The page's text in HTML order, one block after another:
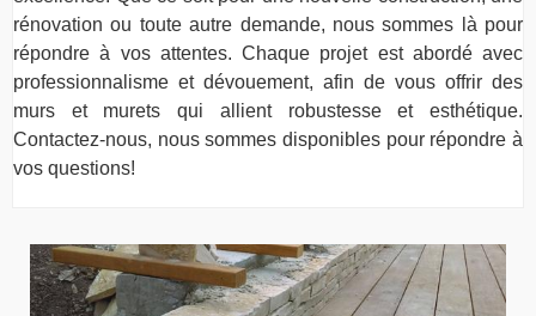
rénovation ou toute autre demande, nous sommes là pour
répondre à vos attentes. Chaque projet est abordé avec
professionnalisme et dévouement, afin de vous offrir des
murs et murets qui allient robustesse et esthétique.
Contactez-nous, nous sommes disponibles pour répondre à
vos questions!